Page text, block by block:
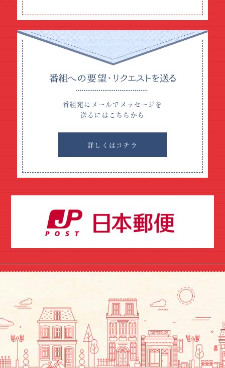
番組宛にメールでメッセージを
送るにはこちらから
詳しくはコチラ